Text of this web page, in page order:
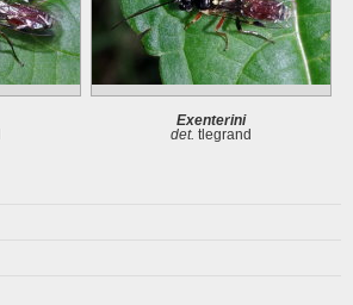
Exenterini
det. tlegrand